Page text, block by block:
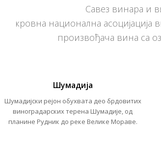
Савез винара и
кровна национална
произвођача вина са
Шумадија
Шумадијски рејон обухвата део брдовитих
виноградарских терена Шумадије, од
планине Рудник до реке Великe Моравe.